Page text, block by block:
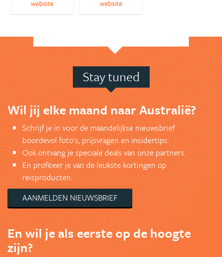
website
website
Stay tuned
Wil jij elke maand naar Australië?
Schrijf je in voor de maandelijkse nieuwsbrief
boordevol foto's, prijsvragen en insidertips.
Ook ontvang je speciale deals van onze partners.
En profiteer je van de leukste kortingen op
reisproducten.
AANMELDEN NIEUWSBRIEF
En wil je als eerste op de hoogte
zijn?